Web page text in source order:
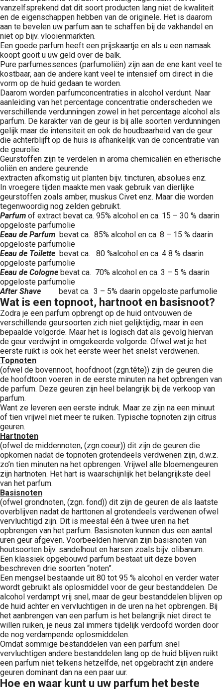
vanzelfsprekend dat dit soort producten lang niet de kwaliteit
en de eigenschappen hebben van de originele. Het is daarom
aan te bevelen uw parfum aan te schaffen bij de vakhandel en
niet op bijv. vlooienmarkten.
Een goede parfum heeft een prijskaartje en als u een namaak
koopt gooit u uw geld over de balk.
Pure parfumessences (parfumoliën) zijn aan de ene kant veel te
kostbaar, aan de andere kant veel te intensief om direct in die
vorm op de huid gedaan te worden.
Daarom worden parfumconcentraties in alcohol verdunt. Naar
aanleiding van het percentage concentratie onderscheden we
verschillende verdunningen zowel in het percentage alcohol als
parfum. De karakter van de geur is bij alle soorten verdunningen
gelijk maar de intensiteit en ook de houdbaarheid van de geur
die achterblijft op de huis is afhankelijk van de concentratie van
de geurolie.
Geurstoffen zijn te verdelen in aroma chemicaliën en etherische
oliën en andere geurende
extracten afkomstig uit planten bijv. tincturen, absolues enz.
In vroegere tijden maakte men vaak gebruik van dierlijke
geurstoffen zoals amber, muskus Civet enz. Maar die worden
tegenwoordig nog zelden gebruikt.
Parfum of extract bevat ca. 95% alcohol en ca. 15 – 30 % daarin
opgeloste parfumolie
Eeau de Parfum bevat ca. 85% alcohol en ca. 8 – 15 % daarin
opgeloste parfumolie
Eeau de Toilette bevat ca. 80 %alcohol en ca. 4 8 % daarin
opgeloste parfumolie
Eeau de Cologne bevat ca. 70% alcohol en ca. 3 – 5 % daarin
opgeloste parfumolie
After Shave bevat ca. 3 – 5% daarin opgeloste parfumolie
Wat is een topnoot, hartnoot en basisnoot?
Zodra je een parfum opbrengt op de huid ontvouwen de
verschillende geursoorten zich niet gelijktijdig, maar in een
bepaalde volgorde. Maar het is logisch dat als gevolg hiervan
de geur verdwijnt in omgekeerde volgorde. Ofwel wat je het
eerste ruikt is ook het eerste weer het snelst verdwenen.
Topnoten
(ofwel de bovennoot, hoofdnoot (zgn.tête)) zijn de geuren die
de hoofdtoon voeren in de eerste minuten na het opbrengen van
de parfum. Deze geuren zijn heel belangrijk bij de verkoop van
parfum.
Want ze leveren een eerste indruk. Maar ze zijn na een minuut
of tien vrijwel niet meer te ruiken. Typische topnoten zijn citrus
geuren.
Hartnoten
(ofwel de middennoten, (zgn.coeur)) dit zijn de geuren die
opkomen nadat de topnoten grotendeels verdwenen zijn, d.w.z.
zo’n tien minuten na het opbrengen. Vrijwel alle bloemengeuren
zijn hartnoten. Het hart is waarschijnlijk het belangrijkste deel
van het parfum.
Basisnoten
(ofwel grondnoten, (zgn. fond)) dit zijn de geuren de als laatste
overblijven nadat de harttonen al grotendeels verdwenen ofwel
vervluchtigd zijn. Dit is meestal één à twee uren na het
opbrengen van het parfum. Basisnoten kunnen dus een aantal
uren geur afgeven. Voorbeelden hiervan zijn basisnoten van
houtsoorten bijv. sandelhout en harsen zoals bijv. olibanum.
Een klassiek opgebouwd parfum bestaat uit deze boven
beschreven drie soorten “noten”.
Een mengsel bestaande uit 80 tot 95 % alcohol en verder water
wordt gebruikt als oplosmiddel voor de geur bestanddelen. De
alcohol verdampt vrij snel, maar de geur bestanddelen blijven op
de huid achter en vervluchtigen in de uren na het opbrengen. Bij
het aanbrengen van een parfum is het belangrijk niet direct te
willen ruiken, je neus zal immers tijdelijk verdoofd worden door
de nog verdampende oplosmiddelen.
Omdat sommige bestanddelen van een parfum snel
vervluchtigen andere bestanddelen lang op de huid blijven ruikt
een parfum niet telkens hetzelfde, net opgebracht zijn andere
geuren dominant dan na een paar uur.
Hoe en waar kunt u uw parfum het beste